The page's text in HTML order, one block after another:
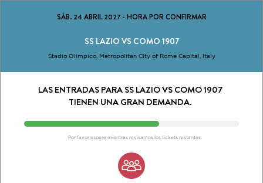
SÁB. 24 ABRIL 2027- HORA POR CONFIRMAR
SS LAZIO VS COMO 1907
Stadio Olimpico, Metropolitan City of Rome Capital, Italy
LAS ENTRADAS PARA SS LAZIO VS COMO 1907
TIENEN UNA GRAN DEMANDA.
Por favor espere mientras revisamos los tickets restantes